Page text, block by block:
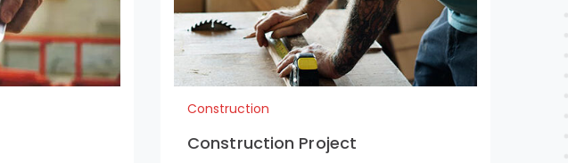
Construction
Construction Project